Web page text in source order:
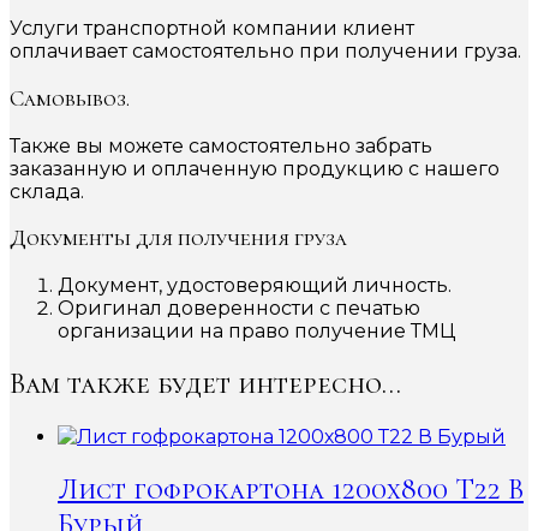
Услуги транспортной компании клиент
оплачивает самостоятельно при получении груза.
Самовывоз.
Также вы можете самостоятельно забрать
заказанную и оплаченную продукцию с нашего
склада.
Документы для получения груза
Документ, удостоверяющий личность.
Оригинал доверенности с печатью
организации на право получение ТМЦ
Вам также будет интересно…
Лист гофрокартона 1200х800 Т22 В